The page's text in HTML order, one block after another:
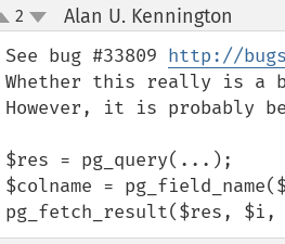
up
down
2 Alan U. Kennington
See bug #33809 http://
Whether this really is a
However, it is probably
$res = pg_query(...);
$colname =
pg_fetch_result($res, $i,